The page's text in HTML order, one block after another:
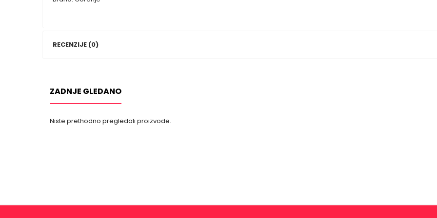
RECENZIJE (0)
ZADNJE GLEDANO
Niste prethodno pregledali proizvode.